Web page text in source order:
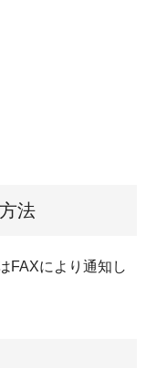
法
FAXにより通知し